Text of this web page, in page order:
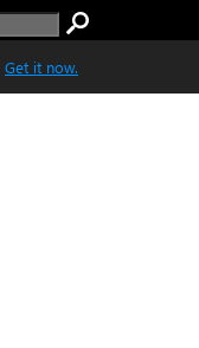
Get it now.